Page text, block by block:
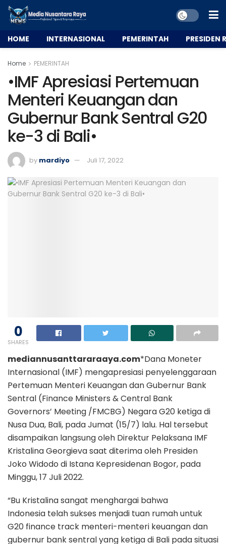
HOME INTERNASIONAL PEMERINTAH PRESIDEN
Home PEMERINTAH
•IMF Apresiasi Pertemuan
Menteri Keuangan dan
Gubernur Bank Sentral G20
ke-3 di Bali•
by mardiyo Juli 17, 2022
0
SHARES
mediannusanttararaaya.com*Dana Moneter
Internasional (IMF) mengapresiasi penyelenggaraan
Pertemuan Menteri Keuangan dan Gubernur Bank
Sentral (Finance Ministers & Central Bank
Governors’ Meeting /FMCBG) Negara G20 ketiga di
Nusa Dua, Bali, pada Jumat (15/7) lalu. Hal tersebut
disampaikan langsung oleh Direktur Pelaksana IMF
Kristalina Georgieva saat diterima oleh Presiden
Joko Widodo di Istana Kepresidenan Bogor, pada
Minggu, 17 Juli 2022.
“Bu Kristalina sangat menghargai bahwa
Indonesia telah sukses menjadi tuan rumah untuk
G20 finance track menteri-menteri keuangan dan
gubernur bank sentral yang ketiga di Bali pada situasi